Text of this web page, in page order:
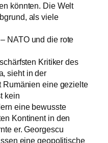
könnten. Die Welt
als viele
NATO und die rote
Kritiker des
sieht in der
Rumänien eine gezielte
kein
eine bewusste
Kontinent in den
er. Georgescu
eine geopolitische